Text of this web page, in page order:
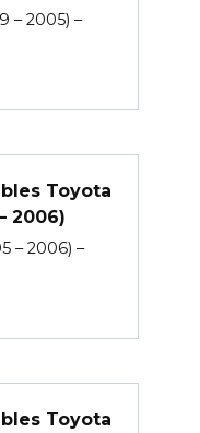
– 2005) –
Toyota
2006)
– 2006) –
Toyota